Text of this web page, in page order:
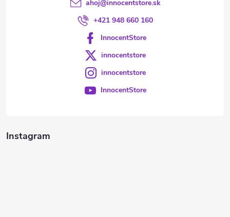
Instagram
ahoj@innocentstore.sk
+421 948 660 160
InnocentStore
innocentstore
innocentstore
InnocentStore